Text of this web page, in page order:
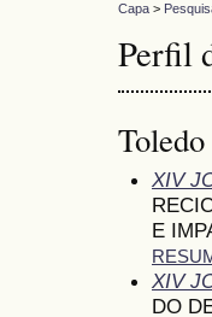
Capa >
Perfil
XIV
E
XIV
DO